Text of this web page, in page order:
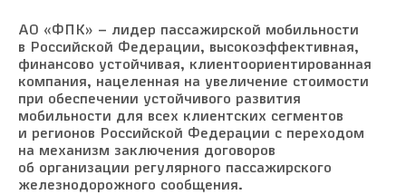
АО «ФПК» – лидер пассажирской мобильности
в Российской Федерации, высокоэффективная,
финансово устойчивая, клиентоориентированная
компания, нацеленная на увеличение стоимости
при обеспечении устойчивого развития
мобильности для всех клиентских сегментов
и регионов Российской Федерации с переходом
на механизм заключения договоров
об организации регулярного пассажирского
железнодорожного сообщения.